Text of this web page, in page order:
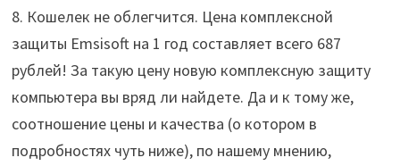
8. Кошелек не облегчится. Цена комплексной
защиты Emsisoft на 1 год составляет всего 687
рублей! За такую цену новую комплексную защиту
компьютера вы вряд ли найдете. Да и к тому же,
соотношение цены и качества (о котором в
подробностях чуть ниже), по нашему мнению,